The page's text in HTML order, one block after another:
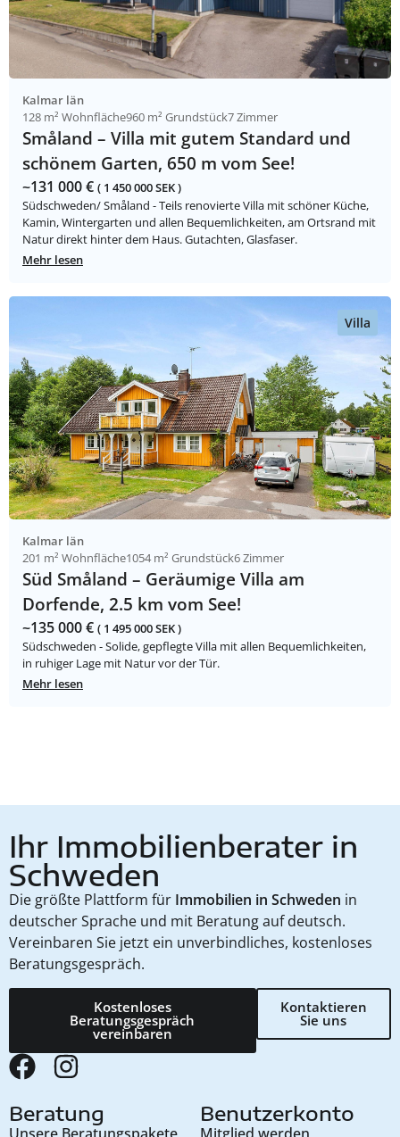
Kalmar län
128 m² Wohnfläche960 m² Grundstück7 Zimmer
Småland – Villa mit gutem Standard und
schönem Garten, 650 m vom See!
~131 000 € ( 1 450 000 SEK )
Südschweden/ Småland - Teils renovierte Villa mit schöner Küche,
Kamin, Wintergarten und allen Bequemlichkeiten, am Ortsrand mit
Natur direkt hinter dem Haus. Gutachten, Glasfaser.
Mehr lesen
Villa
Kalmar län
201 m² Wohnfläche1054 m² Grundstück6 Zimmer
Süd Småland – Geräumige Villa am
Dorfende, 2.5 km vom See!
~135 000 € ( 1 495 000 SEK )
Südschweden - Solide, gepflegte Villa mit allen Bequemlichkeiten,
in ruhiger Lage mit Natur vor der Tür.
Mehr lesen
Ihr Immobilienberater in
Schweden
Die größte Plattform für Immobilien in Schweden in
deutscher Sprache und mit Beratung auf deutsch.
Vereinbaren Sie jetzt ein unverbindliches, kostenloses
Beratungsgespräch.
Kostenloses
Beratungsgespräch
vereinbaren
Kontaktieren
Sie uns
Beratung Benutzerkonto